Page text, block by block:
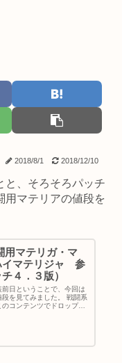
2018/8/1 2018/12/10
と、そろそろパッチ
用マテリアの値段を
用マテリガ・マ
イマテリジャ 参
４．３版）
日ということで、今回は
を見てみました。 戦闘系
コンテンツでドロップす